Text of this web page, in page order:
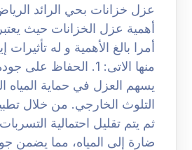
أهمية عزل الخزانات حيث
أمرا بالغ الأهمية و له تأثيرات
منها الاتى: 1. الحفاظ
يسهم العزل في حماية المياه
التلوث الخارجي. من خلال
ثم يتم تقليل احتمالية
ضارة إلى المياه، مما يضمن